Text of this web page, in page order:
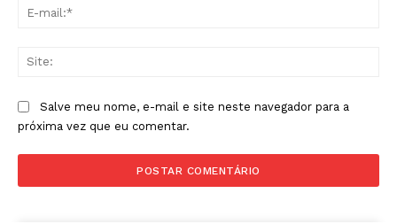
Salve meu nome, e-mail e site neste navegador para a
próxima vez que eu comentar.